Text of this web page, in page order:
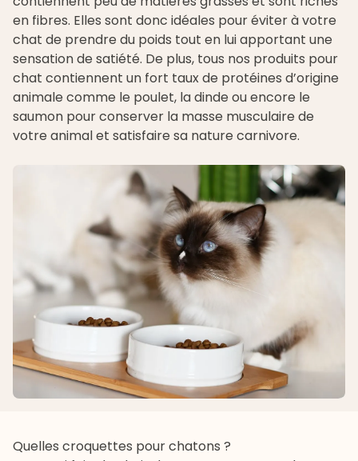
en fibres. Elles sont donc idéales pour éviter à votre
chat de prendre du poids tout en lui apportant une
sensation de satiété. De plus, tous nos produits pour
chat contiennent un fort taux de protéines d’origine
animale comme le poulet, la dinde ou encore le
saumon pour conserver la masse musculaire de
votre animal et satisfaire sa nature carnivore.
Quelles croquettes pour chatons ?